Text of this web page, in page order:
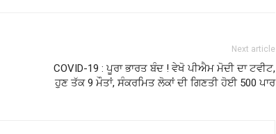
Next article
COVID-19 : ਪੂਰਾ ਭਾਰਤ ਬੰਦ ! ਵੇਖੋ ਪੀਐਮ ਮੋਦੀ ਦਾ ਟਵੀਟ,
ਹੁਣ ਤੱਕ 9 ਮੌਤਾਂ, ਸੰਕਰਮਿਤ ਲੋਕਾਂ ਦੀ ਗਿਣਤੀ ਹੋਈ 500 ਪਾਰ